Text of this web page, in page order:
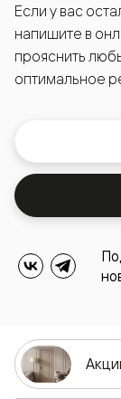
Если у вас
напишите в
прояснить
оптимальное